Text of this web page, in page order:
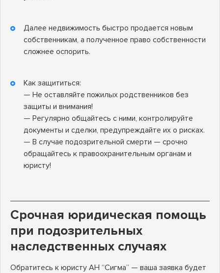
Далее недвижимость быстро продается новым
собственникам, а полученное право собственности
сложнее оспорить.
Как защититься:
— Не оставляйте пожилых родственников без
защиты и внимания!
— Регулярно общайтесь с ними, контролируйте
документы и сделки, предупреждайте их о рисках.
— В случае подозрительной смерти — срочно
обращайтесь к правоохранительным органам и
юристу!
Срочная юридическая помощь
при подозрительных
наследственных случаях
Обратитесь к юристу АН “Сигма” — ваша заявка будет